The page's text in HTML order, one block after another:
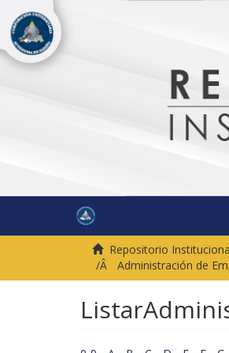
Repositorio
Administración de